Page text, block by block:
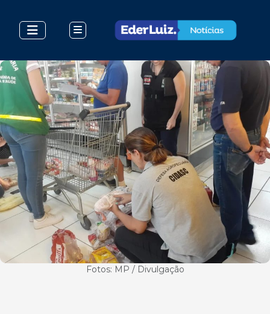
Fotos: MP / Divulgação